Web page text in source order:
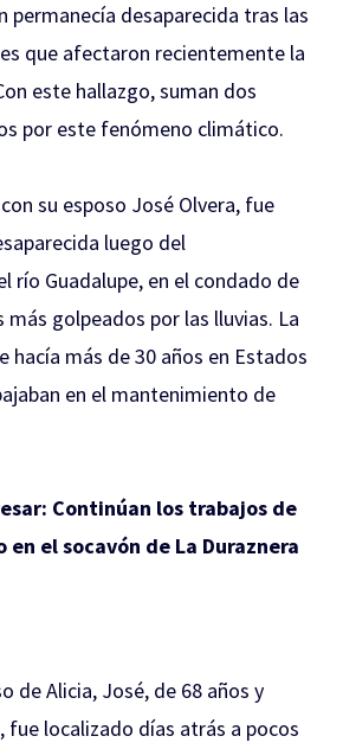
permanecía desaparecida tras las
que afectaron recientemente la
este hallazgo, suman dos
por este fenómeno climático.
su esposo José Olvera, fue
luego del
río Guadalupe, en el condado de
más golpeados por las lluvias. La
hacía más de 30 años en Estados
en el mantenimiento de
Continúan los trabajos de
el socavón de La Duraznera
de Alicia, José, de 68 años y
fue localizado días atrás a pocos